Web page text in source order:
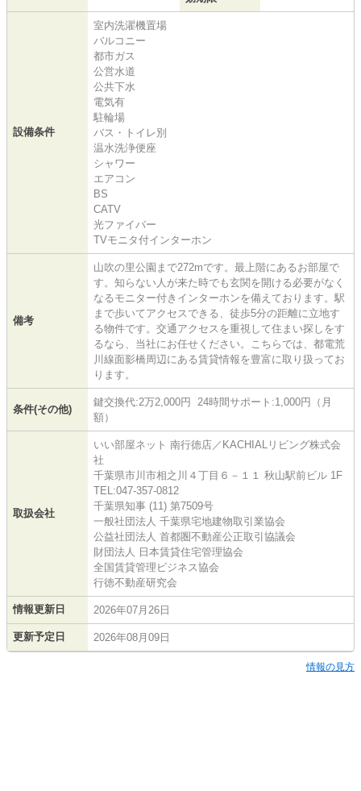
設備条件
室内洗濯機置場
バルコニー
都市ガス
公営水道
公共下水
電気有
駐輪場
バス・トイレ別
温水洗浄便座
シャワー
エアコン
BS
CATV
光ファイバー
TVモニタ付インターホン
備考
山吹の里公園まで272mです。最上階にあるお部屋で
す。知らない人が来た時でも玄関を開ける必要がなく
なるモニター付きインターホンを備えております。駅
まで歩いてアクセスできる、徒歩5分の距離に立地す
る物件です。交通アクセスを重視して住まい探しをす
るなら、当社にお任せください。こちらでは、都電荒
川線面影橋周辺にある賃貸情報を豊富に取り扱ってお
ります。
条件(その他)
鍵交換代:2万2,000円 24時間サポート:1,000円（月
額）
取扱会社
いい部屋ネット 南行徳店／KACHIALリビング株式会
社
千葉県市川市相之川４丁目６－１１ 秋山駅前ビル 1F
TEL:047-357-0812
千葉県知事 (11) 第7509号
一般社団法人 千葉県宅地建物取引業協会
公益社団法人 首都圏不動産公正取引協議会
財団法人 日本賃貸住宅管理協会
全国賃貸管理ビジネス協会
行徳不動産研究会
情報更新日 2026年07月26日
更新予定日 2026年08月09日
情報の見方